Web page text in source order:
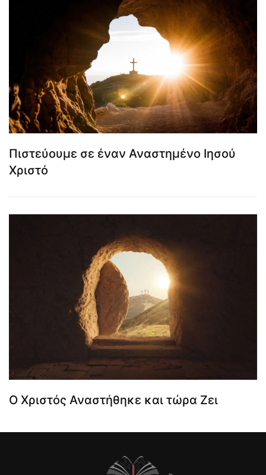
Πιστεύουμε σε έναν Αναστημένο Ιησού
Χριστό
Ο Χριστός Αναστήθηκε και τώρα Ζει